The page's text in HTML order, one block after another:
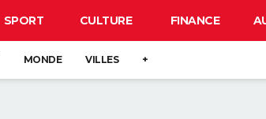
SPORT CULTURE FINANCE
MONDE VILLES +